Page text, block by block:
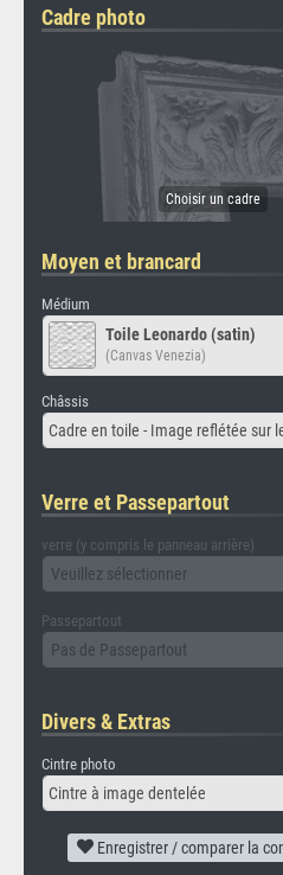
Cadre photo
Moyen et brancard
Médium
Toile Leonardo (satin)
(Canvas Venezia)
Châssis
Cadre en toile - Image reflétée sur
Verre et Passepartout
verre (y compris le panneau arrière)
Veuillez sélectionner
Passepartout
Pas de Passepartout
Divers & Extras
Cintre photo
Cintre à image dentelée
Enregistrer / comparer la